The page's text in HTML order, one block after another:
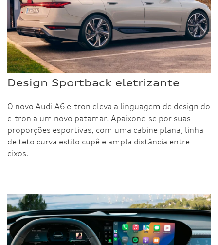
Design Sportback eletrizante
O novo Audi A6 e-tron eleva a linguagem de design do
e-tron a um novo patamar. Apaixone-se por suas
proporções esportivas, com uma cabine plana, linha
de teto curva estilo cupê e ampla distância entre
eixos.